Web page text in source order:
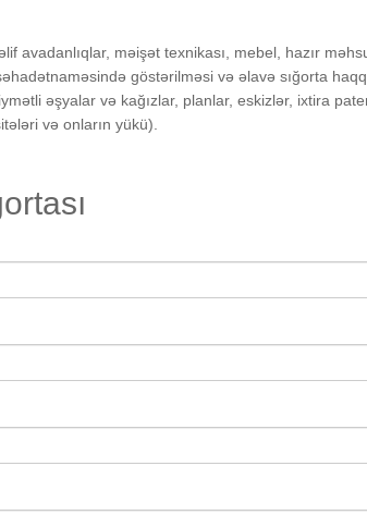
avadanlıqlar, məişət texnikası, mebel, hazır
göstərilməsi və əlavə sığorta
əşyalar və kağızlar, planlar, eskizlər, ixtira
və onların yükü).